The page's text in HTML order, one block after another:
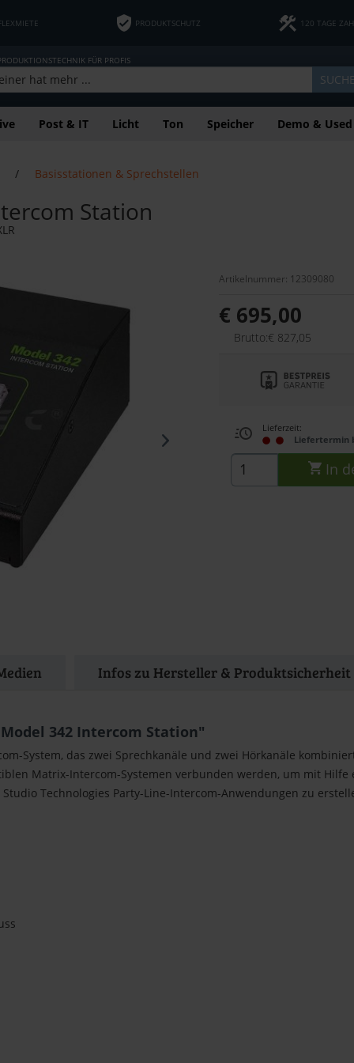
PRODUKTSCHUTZ 120 TAGE
FÜR PROFIS
Post & IT Licht Ton Speicher Demo & Used
/ Basisstationen & Sprechstellen
Station
Artikelnummer: 12309080
€ 695,00
Brutto:€ 827,05
Lieferzeit:
Liefertermin
In
Infos zu Hersteller & Produktsicherheit
342 Intercom Station"
System, das zwei Sprechkanäle und zwei Hörkanäle
Matrix-Intercom-Systemen verbunden werden, um mit
Technologies Party-Line-Intercom-Anwendungen zu